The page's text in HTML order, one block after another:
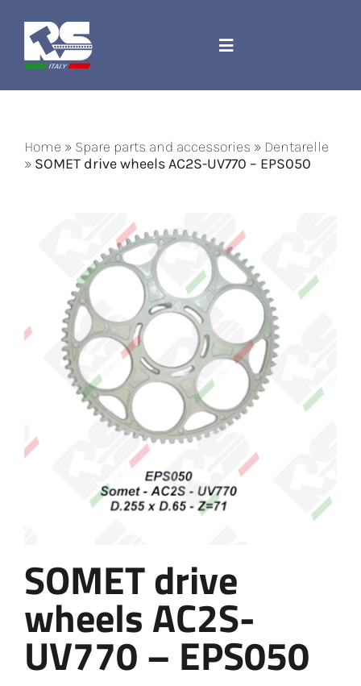
content
Toggle
Spare parts and accessories
Contact
Home » Spare parts and accessories » Dentarelle
» SOMET drive wheels AC2S-UV770 – EPS050
SOMET drive
wheels AC2S-
UV770 – EPS050